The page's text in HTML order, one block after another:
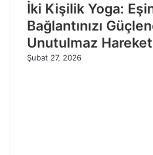
İki Kişilik Yoga:
Bağlantınızı
Unutulmaz Hareket
Şubat 27, 2026